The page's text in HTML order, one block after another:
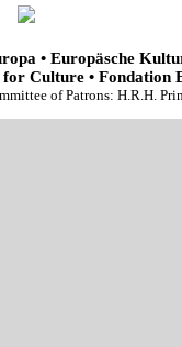
• Europäsche
Culture • Fondation
of Patrons: H.R.H.